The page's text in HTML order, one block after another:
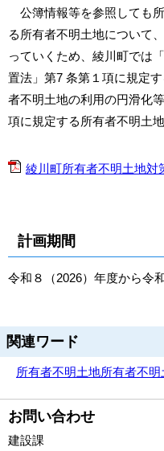
公簿情報等を参照しても
る所有者不明土地について
っていくため、綾川町では
置法」第7 条第１項に規定
者不明土地の利用の円滑化
項に規定する所有者不明土
綾川町所有者不明土地対
計画期間
令和８（2026）年度から令
関連ワード
所有者不明土地所有者不
お問い合わせ
建設課